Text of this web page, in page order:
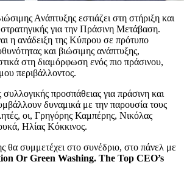
Ανάπτυξης εστιάζει στη στήριξη και
στρατηγικής για την Πράσινη Μετάβαση.
η ανάδειξη της Κύπρου σε πρότυπο
και βιώσιμης ανάπτυξης,
στη διαμόρφωση ενός πιο πράσινου,
περιβάλλοντος.
συλλογικής προσπάθειας για πράσινη και
δυναμικά με την παρουσία τους
οι, Γρηγόρης Καμπέρης, Νικόλας
Ηλίας Κόκκινος.
συμμετέχει στο συνέδριο, στο πάνελ με
Or Green Washing. The Top CEO’s